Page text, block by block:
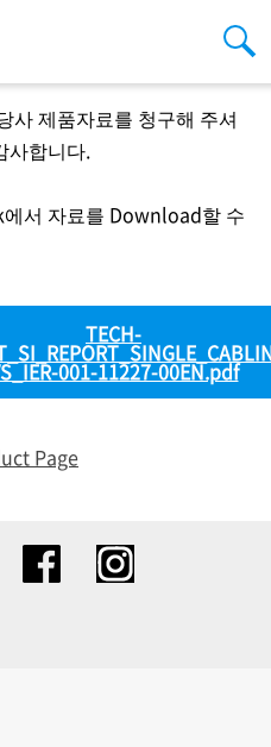
검
사 제품자료를 청구해 주셔
사합니다.
서 자료를 Download할 수
TECH-
001-11227-00EN.pdf
Page